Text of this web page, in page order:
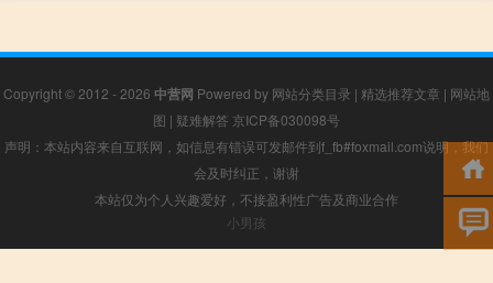
Copyright © 2012 - 2026 中营网 Powered by 网站分类目录 | 精选推荐文章 | 网站地
图 | 疑难解答 京ICP备030098号
声明：本站内容来自互联网，如信息有错误可发邮件到f_fb#foxmail.com说明，我们
会及时纠正，谢谢
本站仅为个人兴趣爱好，不接盈利性广告及商业合作
小男孩